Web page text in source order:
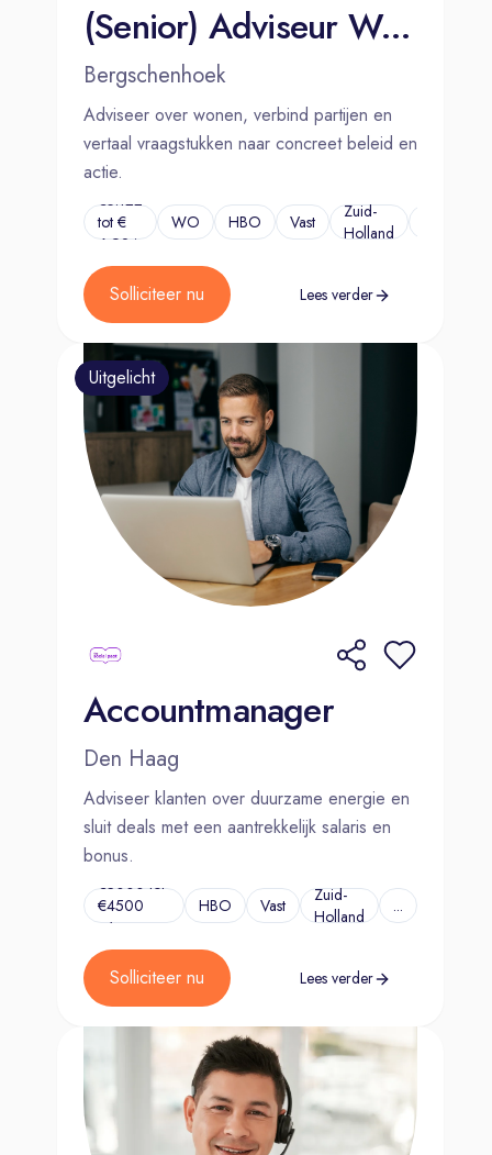
(Senior) Adviseur Wonen
Bergschenhoek
Adviseer over wonen, verbind partijen en
vertaal vraagstukken naar concreet beleid en
actie.
€5.122
tot €
6.924
WO HBO Vast
Zuid-
Holland
Solliciteer nu Lees verder
Uitgelicht
Accountmanager
Den Haag
Adviseer klanten over duurzame energie en
sluit deals met een aantrekkelijk salaris en
bonus.
€3000 tot
€4500
p/m
HBO Vast
Zuid-
Holland
...
Solliciteer nu Lees verder